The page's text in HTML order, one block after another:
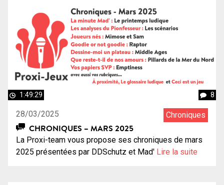
1:49:29 8
28/03/2025 Chroniques
CHRONIQUES – MARS 2025
La Proxi-team vous propose ses chroniques de mars
2025 présentées par DDSchutz et Mad' Lire la suite